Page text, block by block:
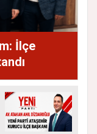
İlçe